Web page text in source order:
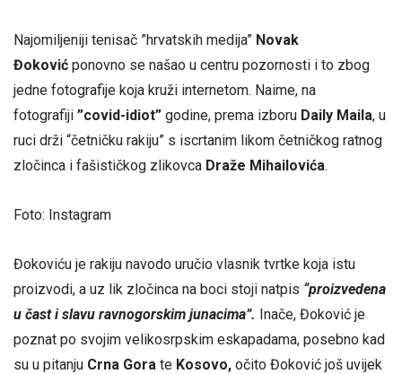
Najomiljeniji tenisač ”hrvatskih medija” Novak
Đoković ponovno se našao u centru pozornosti i to zbog
jedne fotografije koja kruži internetom. Naime, na
fotografiji ”covid-idiot” godine, prema izboru Daily Maila, u
ruci drži “četničku rakiju” s iscrtanim likom četničkog ratnog
zločinca i fašističkog zlikovca Draže Mihailovića.
Foto: Instagram
Đokoviću je rakiju navodo uručio vlasnik tvrtke koja istu
proizvodi, a uz lik zločinca na boci stoji natpis “proizvedena
u čast i slavu ravnogorskim junacima”. Inače, Đoković je
poznat po svojim velikosrpskim eskapadama, posebno kad
su u pitanju Crna Gora te Kosovo, očito Đoković još uvijek